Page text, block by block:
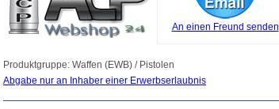
An einen Freund senden
Produktgruppe: Waffen (EWB) / Pistolen
Abgabe nur an Inhaber einer Erwerbserlaubnis